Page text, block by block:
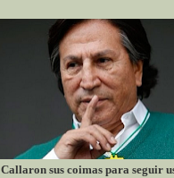
Callaron sus coimas para seguir